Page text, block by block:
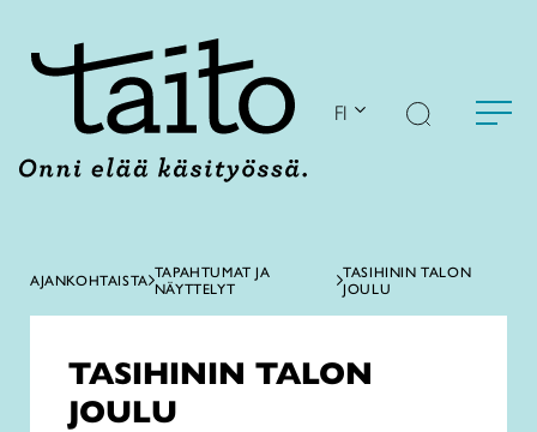
FI
AJANKOHTAISTA TAPAHTUMAT JA
NÄYTTELYT
TASIHININ TALON
JOULU
TASIHININ TALON
JOULU